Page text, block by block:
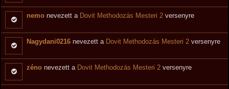
nemo nevezett a Dovit Methodozás Mesteri 2 versenyre
Nagydani0216 nevezett a Dovit Methodozás Mesteri 2 versenyre
zéno nevezett a Dovit Methodozás Mesteri 2 versenyre